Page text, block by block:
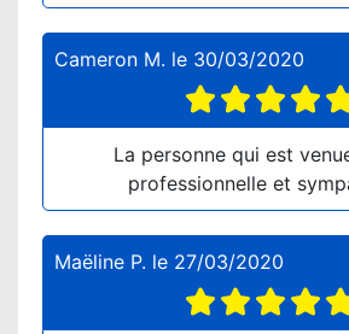
Cameron M. le 30/03/2020
La personne qui est
professionnelle et
Maëline P. le 27/03/2020